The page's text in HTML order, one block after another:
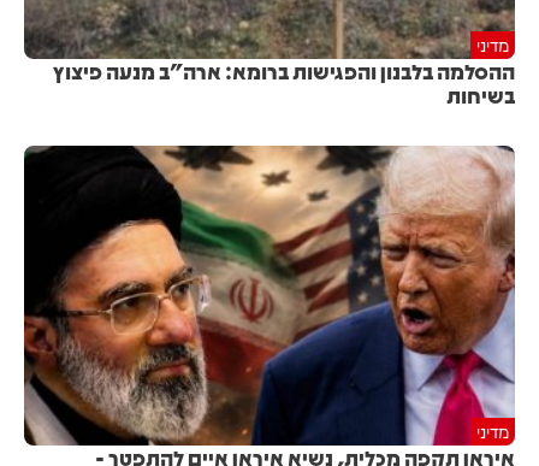
מדיני
ההסלמה בלבנון והפגישות ברומא: ארה"ב מנעה פיצוץ
בשיחות
מדיני
איראן תקפה מכלית, נשיא איראן איים להתפטר -